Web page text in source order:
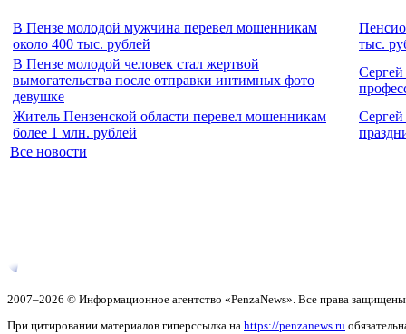
В Пензе молодой мужчина перевел мошенникам
около 400 тыс. рублей
тыс.
В Пензе молодой человек стал жертвой
вымогательства после отправки интимных фото
девушке
Житель Пензенской области перевел мошенникам
более 1 млн. рублей
Все новости
2007–2026 © Информационное агентство «PenzaNews». Все права
При цитировании материалов гиперссылка на https://penzanews.ru